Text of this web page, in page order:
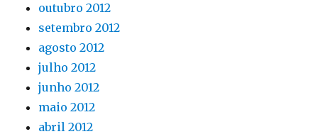
outubro 2012
setembro 2012
agosto 2012
julho 2012
junho 2012
maio 2012
abril 2012